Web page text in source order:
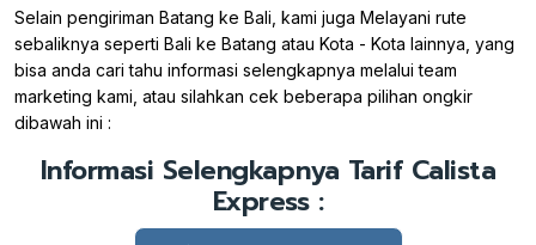
Selain pengiriman Batang ke Bali, kami juga Melayani rute
sebaliknya seperti Bali ke Batang atau Kota - Kota lainnya, yang
bisa anda cari tahu informasi selengkapnya melalui team
marketing kami, atau silahkan cek beberapa pilihan ongkir
dibawah ini :
Informasi Selengkapnya Tarif Calista
Express :